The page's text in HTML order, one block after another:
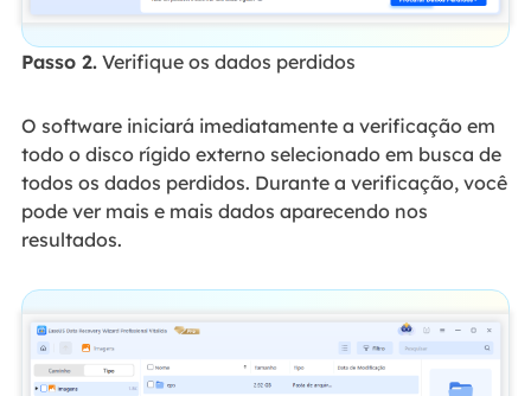
Passo 2.Verifique os dados perdidos
O software iniciará imediatamente a verificação em
todo o disco rígido externo selecionado em busca de
todos os dados perdidos. Durante a verificação, você
pode ver mais e mais dados aparecendo nos
resultados.